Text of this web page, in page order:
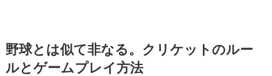
野球とは似て非なる。クリケットのルー
ルとゲームプレイ方法